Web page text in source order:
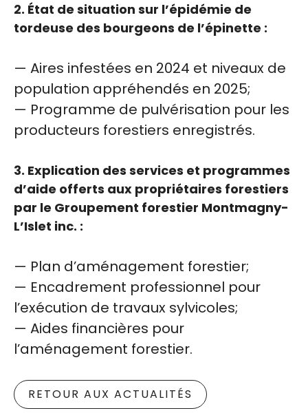
2. État de situation sur l’épidémie de
tordeuse des bourgeons de l’épinette :
— Aires infestées en 2024 et niveaux de
population appréhendés en 2025;
— Programme de pulvérisation pour les
producteurs forestiers enregistrés.
3. Explication des services et programmes
d’aide offerts aux propriétaires forestiers
par le Groupement forestier Montmagny-
L’Islet inc. :
— Plan d’aménagement forestier;
— Encadrement professionnel pour
l’exécution de travaux sylvicoles;
— Aides financières pour
l’aménagement forestier.
RETOUR AUX ACTUALITÉS